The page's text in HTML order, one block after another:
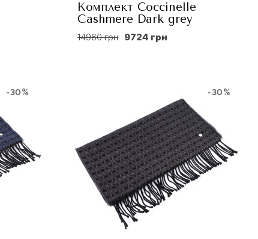
Комплект Coccinelle
Сashmere Dark grey
14960 грн 9724 грн
-30% -30%